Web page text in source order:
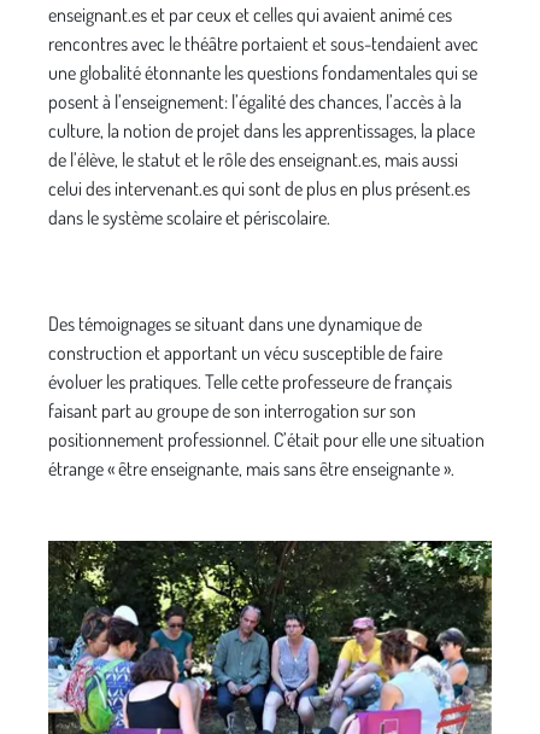
enseignant.es et par ceux et celles qui avaient animé ces
rencontres avec le théâtre portaient et sous-tendaient avec
une globalité étonnante les questions fondamentales qui se
posent à l’enseignement: l’égalité des chances, l’accès à la
culture, la notion de projet dans les apprentissages, la place
de l’élève, le statut et le rôle des enseignant.es, mais aussi
celui des intervenant.es qui sont de plus en plus présent.es
dans le système scolaire et périscolaire.
Des témoignages se situant dans une dynamique de
construction et apportant un vécu susceptible de faire
évoluer les pratiques. Telle cette professeure de français
faisant part au groupe de son interrogation sur son
positionnement professionnel. C’était pour elle une situation
étrange « être enseignante, mais sans être enseignante ».